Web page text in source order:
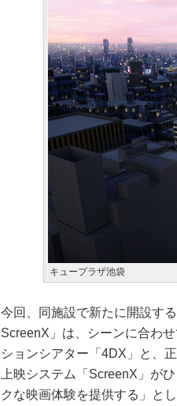
キュープラザ池袋
今回、同施設で新たに開設す
ScreenX」は、シーンに合わ
ションシアター「4DX」と、
上映システム「ScreenX」が
クな映画体験を提供する」とし